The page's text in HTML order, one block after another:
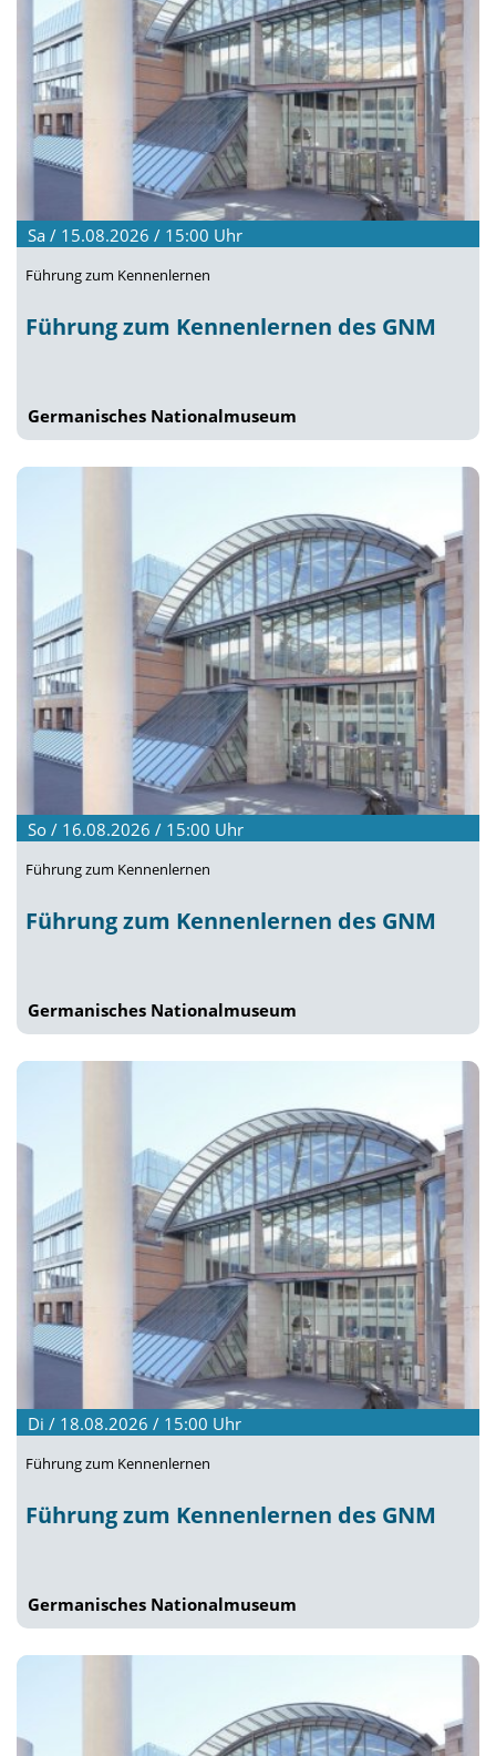
Sa / 15.08.2026 / 15:00 Uhr
Führung zum Kennenlernen
Führung zum Kennenlernen des GNM
Germanisches Nationalmuseum
So / 16.08.2026 / 15:00 Uhr
Führung zum Kennenlernen
Führung zum Kennenlernen des GNM
Germanisches Nationalmuseum
Di / 18.08.2026 / 15:00 Uhr
Führung zum Kennenlernen
Führung zum Kennenlernen des GNM
Germanisches Nationalmuseum